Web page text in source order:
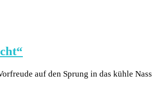
auf den Sprung in das kühle